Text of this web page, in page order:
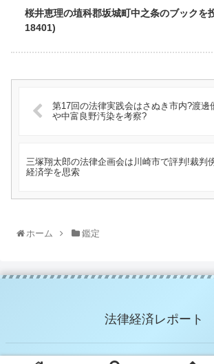
桜井恵理の埴科郡坂城町中之条のブックを
18401)
第17回の法律実践会はさぬき市内?渡邊
や中富良野汚染を考察?
三塚翔太郎の法律企画会は川崎市で評判!裁判
経済学を思索
ホーム 鑑定
法律経済レポート